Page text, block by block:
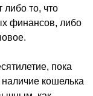
то, что
финансов, либо
пока
наличие кошелька